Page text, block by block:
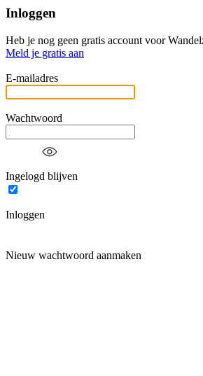
Inloggen
Heb je nog geen gratis account voor
Meld je gratis aan
E-mailadres
Wachtwoord
Ingelogd blijven
Inloggen
Nieuw wachtwoord aanmaken